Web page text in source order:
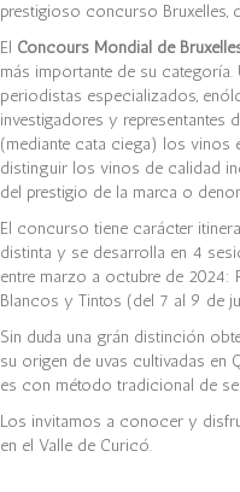
prestigioso concurso Bruxelles,
El Concours Mondial de
más importante de su
periodistas especializados,
investigadores y representantes
(mediante cata ciega) los vinos
distinguir los vinos de calidad
del prestigio de la marca o
El concurso tiene carácter
distinta y se desarrolla en 4
entre marzo a octubre de 2024:
Blancos y Tintos (del 7 al 9 de
Sin duda una grán distinción
su origen de uvas cultivadas en
es con método tradicional de
Los invitamos a conocer y
en el Valle de Curicó.